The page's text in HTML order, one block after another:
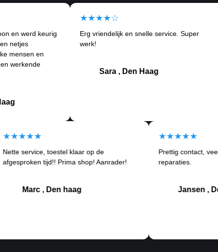
keurig
en
★★★★☆
Erg vriendelijk en snelle service. Super
Sara , Den Haag
★★★★★
Nette service, toestel klaar op de
afgesproken tijd!! Prima shop! Aanrader!
Marc , Den haag
Prettig